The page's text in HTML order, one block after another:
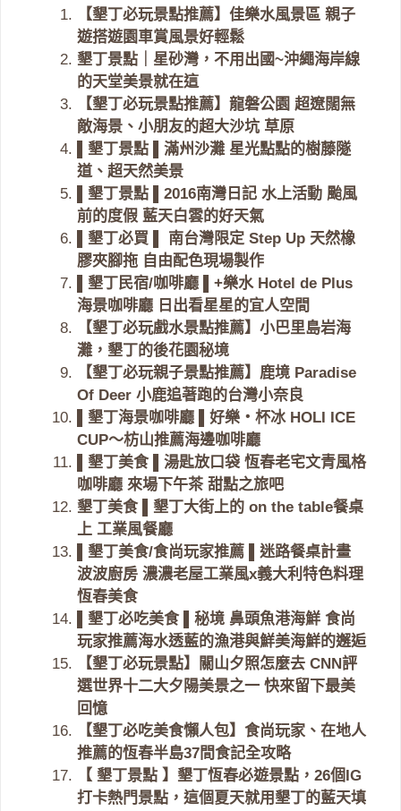
【墾丁必玩景點推薦】佳樂水風景區 親子
遊搭遊園車賞風景好輕鬆
墾丁景點｜星砂灣，不用出國~沖繩海岸線
的天堂美景就在這
【墾丁必玩景點推薦】龍磐公園 超遼闊無
敵海景、小朋友的超大沙坑 草原
▌墾丁景點 ▌滿州沙灘 星光點點的樹藤隧
道、超天然美景
▌墾丁景點 ▌2016南灣日記 水上活動 颱風
前的度假 藍天白雲的好天氣
▌墾丁必買 ▌ 南台灣限定 Step Up 天然橡
膠夾腳拖 自由配色現場製作
▌墾丁民宿/咖啡廳 ▌+樂水 Hotel de Plus
海景咖啡廳 日出看星星的宜人空間
【墾丁必玩戲水景點推薦】小巴里島岩海
灘，墾丁的後花園秘境
【墾丁必玩親子景點推薦】鹿境 Paradise
Of Deer 小鹿追著跑的台灣小奈良
▌墾丁海景咖啡廳 ▌好樂‧杯冰 HOLI ICE
CUP～枋山推薦海邊咖啡廳
▌墾丁美食 ▌湯匙放口袋 恆春老宅文青風格
咖啡廳 來場下午茶 甜點之旅吧
墾丁美食 ▌墾丁大街上的 on the table餐桌
上 工業風餐廳
▌墾丁美食/食尚玩家推薦 ▌迷路餐桌計畫
波波廚房 濃濃老屋工業風x義大利特色料理
恆春美食
▌墾丁必吃美食 ▌秘境 鼻頭魚港海鮮 食尚
玩家推薦海水透藍的漁港與鮮美海鮮的邂逅
【墾丁必玩景點】關山夕照怎麼去 CNN評
選世界十二大夕陽美景之一 快來留下最美
回憶
【墾丁必吃美食懶人包】食尚玩家、在地人
推薦的恆春半島37間食記全攻略
【 墾丁景點 】墾丁恆春必遊景點，26個IG
打卡熱門景點，這個夏天就用墾丁的藍天填